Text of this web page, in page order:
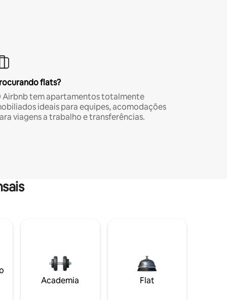
flats?
Airbnb tem apartamentos totalmente
ideais para equipes, acomodações
viagens a trabalho e transferências.
Academia Flat